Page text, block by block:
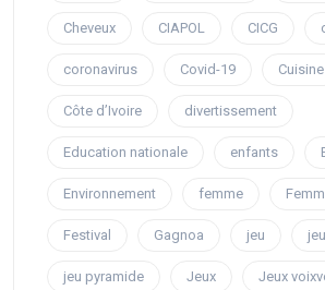
Cheveux CIAPOL CICG
coronavirus Covid-19 Cuisine
Côte d’Ivoire divertissement
Education nationale enfants
Environnement femme
Festival Gagnoa jeu
jeu pyramide Jeux Jeux